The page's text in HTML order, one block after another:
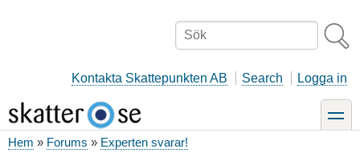
Sök
Kontakta Skattepunkten AB Search Logga in
toggle
Hem Forums Experten svarar!